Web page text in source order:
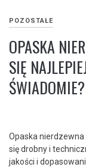
POZOSTAŁE
OPASKA
SIĘ
ŚWIADOMIE?
Opaska
się drobny i
jakości i